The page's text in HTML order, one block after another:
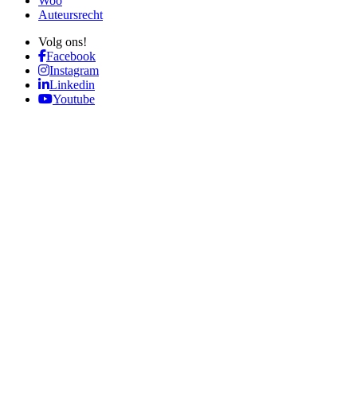
Auteursrecht
Volg ons!
Facebook
Instagram
Linkedin
Youtube